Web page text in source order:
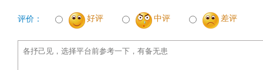
评价： 好评 中评 差评